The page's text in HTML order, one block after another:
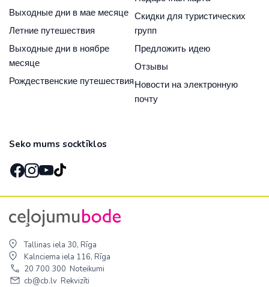
Выходные дни в мае месяце
Летние путешествия
Выходные дни в ноябре
месяце
Рождественские путешествия
Скидки для туристических
групп
Предложить идею
Отзывы
Новости на электронную
почту
Seko mums socktīklos
Tallinas iela 30, Rīga
Kalnciema iela 116, Rīga
20 700 300 Noteikumi
cb@cb.lv Rekvizīti